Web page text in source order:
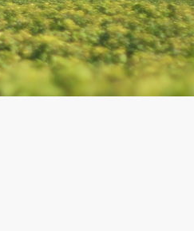
English
Français
Español
Deutsch